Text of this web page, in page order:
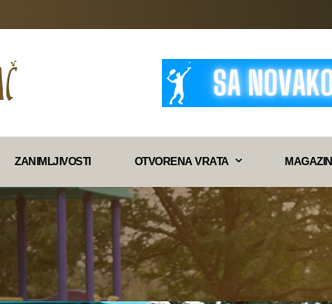
ZANIMLJIVOSTI OTVORENA VRATA MAGAZIN